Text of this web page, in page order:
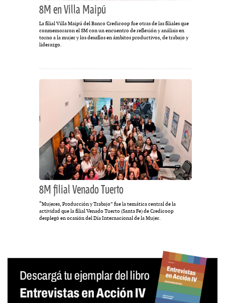
8M en Villa Maipú
La filial Villa Maipú del Banco Credicoop fue otras de las filiales que
conmemoraron el 8M con un encuentro de reflexión y análisis en
torno a la mujer y los desafíos en ámbitos productivos, de trabajo y
liderazgo.
8M filial Venado Tuerto
“Mujeres, Producción y Trabajo” fue la temática central de la
actividad que la filial Venado Tuerto (Santa Fe) de Credicoop
desplegó en ocasión del Día Internacional de la Mujer.